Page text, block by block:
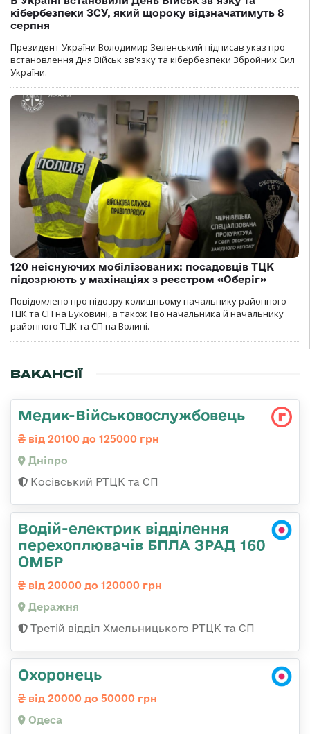
кібербезпеки ЗСУ, який щороку відзначатимуть 8
серпня
Президент України Володимир Зеленський підписав указ про
встановлення Дня Військ зв'язку та кібербезпеки Збройних Сил
України.
120 неіснуючих мобілізованих: посадовців ТЦК
підозрюють у махінаціях з реєстром «Оберіг»
Повідомлено про підозру колишньому начальнику районного
ТЦК та СП на Буковині, а також Тво начальника й начальнику
районного ТЦК та СП на Волині.
ВАКАНСІЇ
Медик-Військовослужбовець
від 20100 до 125000 грн
Дніпро
Косівський РТЦК та СП
Водій-електрик відділення
перехоплювачів БПЛА ЗРАД 160
ОМБР
від 20000 до 120000 грн
Деражня
Третій відділ Хмельницького РТЦК та СП
Охоронець
від 20000 до 50000 грн
Одеса